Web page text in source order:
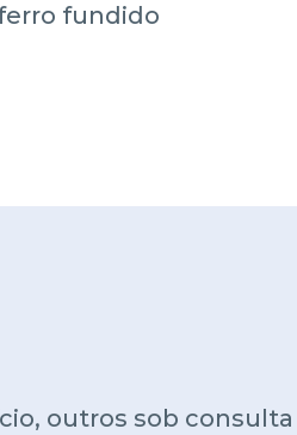
fundido
outros sob